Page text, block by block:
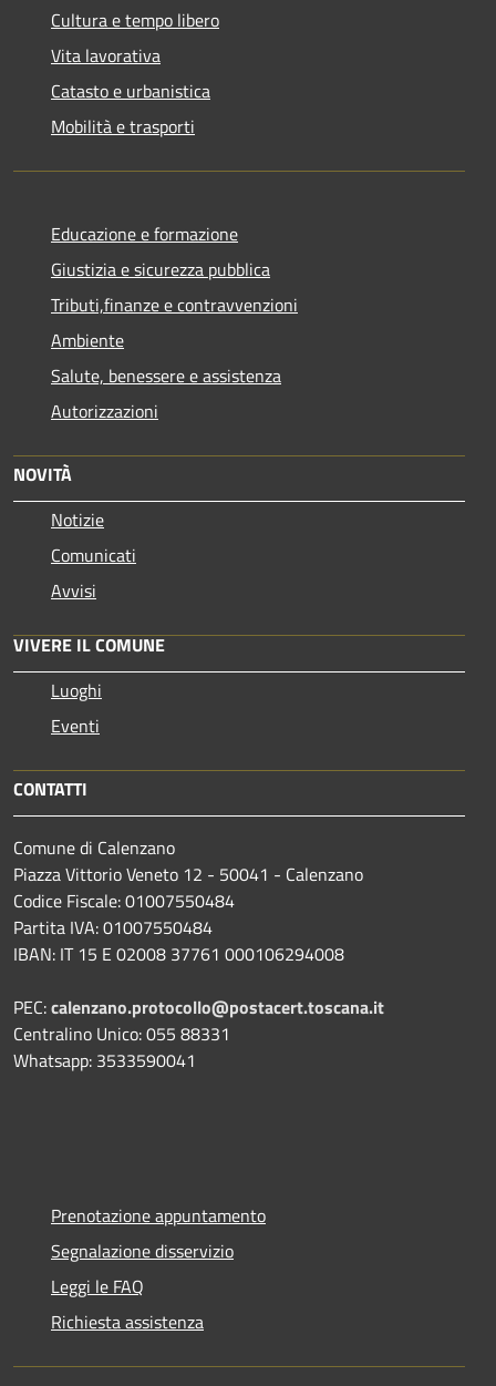
Cultura e tempo libero
Vita lavorativa
Catasto e urbanistica
Mobilità e trasporti
Educazione e formazione
Giustizia e sicurezza pubblica
Tributi,finanze e contravvenzioni
Ambiente
Salute, benessere e assistenza
Autorizzazioni
NOVITÀ
Notizie
Comunicati
Avvisi
VIVERE IL COMUNE
Luoghi
Eventi
CONTATTI
Comune di Calenzano
Piazza Vittorio Veneto 12 - 50041 - Calenzano
Codice Fiscale: 01007550484
Partita IVA: 01007550484
IBAN: IT 15 E 02008 37761 000106294008
PEC:calenzano.protocollo@postacert.toscana.it
Centralino Unico: 055 88331
Whatsapp: 3533590041
Prenotazione appuntamento
Segnalazione disservizio
Leggi le FAQ
Richiesta assistenza